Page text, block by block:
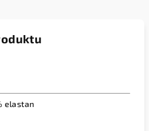
elastan